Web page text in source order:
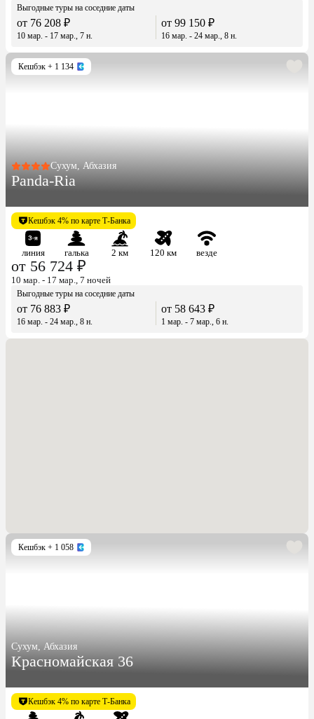
Выгодные туры на соседние даты
от 76 208 ₽
10 мар. - 17 мар., 7 н.
от 99 150 ₽
16 мар. - 24 мар., 8 н.
Кешбэк + 1 134
Сухум, Абхазия
Panda-Ria
Кешбэк 4% по карте Т-Банка
линия галька 2 км 120 км везде
от 56 724 ₽
10 мар. - 17 мар., 7 ночей
Выгодные туры на соседние даты
от 76 883 ₽
16 мар. - 24 мар., 8 н.
от 58 643 ₽
1 мар. - 7 мар., 6 н.
Кешбэк + 1 058
Сухум, Абхазия
Красномайская 36
Кешбэк 4% по карте Т-Банка